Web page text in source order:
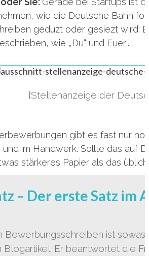
wie die Deutsche Bahn
geduzt oder gesiezt wird:
wie „Du“ und Euer“.
[Stellenanzeige der
gibt es fast nur
und im Handwerk. Sollte das auf
stärkeres Papier als das
– Der erste Satz im
Bewerbungsschreiben ist
Blogartikel. Er beantwortet die